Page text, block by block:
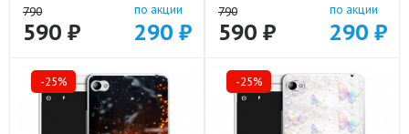
790
590 ₽
по акции
290 ₽
790
590 ₽
по акции
290 ₽
-25% -25%